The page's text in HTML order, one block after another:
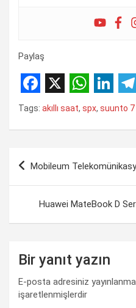
Paylaş
F
e
b
o
X W
t
s
A
p
L
k
e
d
I
T
e
g
r
a
Tags: akıllı saat, spx, suunto 7
Yazı
Mobileum
​Huawei MateBook D
Bir yanıt yazın
E-posta adresiniz
işaretlenmişlerdir